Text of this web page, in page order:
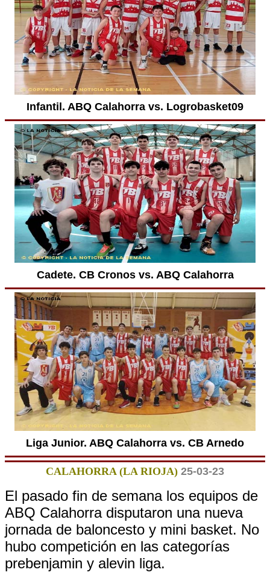
Infantil. ABQ Calahorra vs. Logrobasket09
Cadete. CB Cronos vs. ABQ Calahorra
Liga Junior. ABQ Calahorra vs. CB Arnedo
CALAHORRA (LA RIOJA) 25-03-23
El pasado fin de semana los equipos de
ABQ Calahorra disputaron una nueva
jornada de baloncesto y mini basket. No
hubo competición en las categorías
prebenjamin y alevin liga.